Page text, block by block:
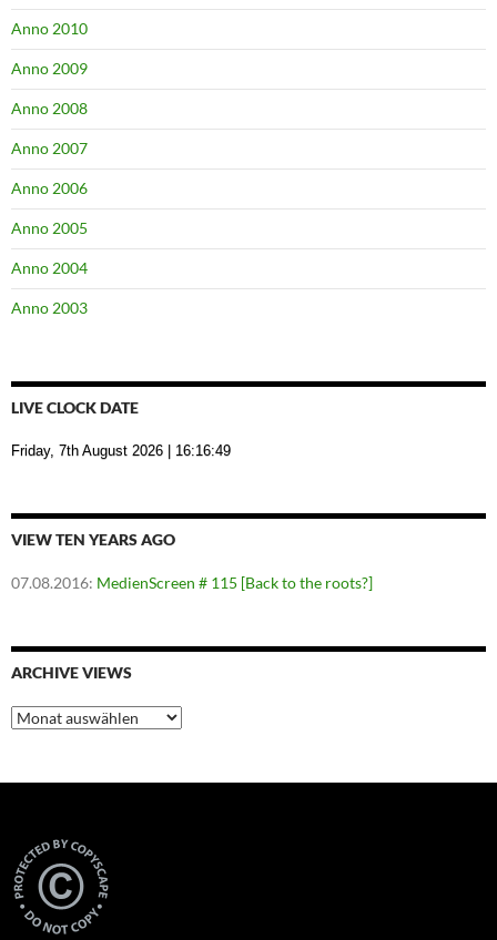
Anno 2010
Anno 2009
Anno 2008
Anno 2007
Anno 2006
Anno 2005
Anno 2004
Anno 2003
LIVE CLOCK DATE
Friday, 7th August 2026 | 16:16:49
VIEW TEN YEARS AGO
07.08.2016: MedienScreen # 115 [Back to the roots?]
ARCHIVE VIEWS
Archive
Views